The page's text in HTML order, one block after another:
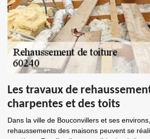
Les travaux de
charpentes et des toits
Dans la ville de Bouconvillers et ses
rehaussements des maisons peuvent se